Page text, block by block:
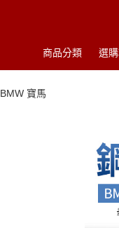
商品分類 選
BMW 寶馬